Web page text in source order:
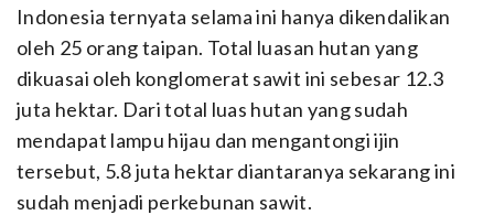
Indonesia ternyata selama ini hanya dikendalikan
oleh 25 orang taipan. Total luasan hutan yang
dikuasai oleh konglomerat sawit ini sebesar 12.3
juta hektar. Dari total luas hutan yang sudah
mendapat lampu hijau dan mengantongi ijin
tersebut, 5.8 juta hektar diantaranya sekarang ini
sudah menjadi perkebunan sawit.